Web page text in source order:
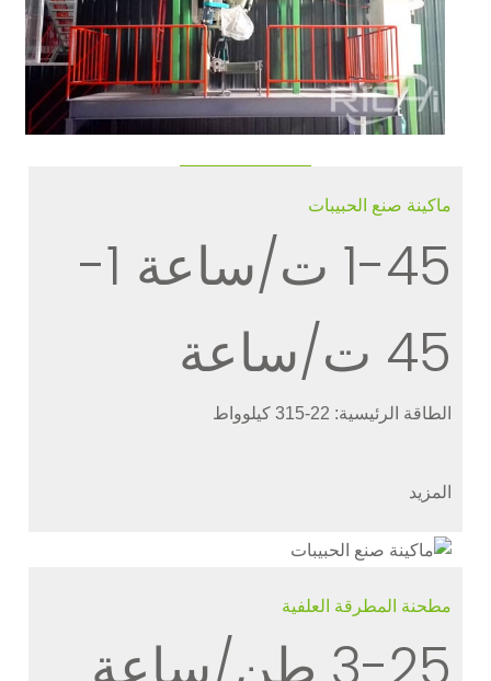
ماكينة صنع الحبيبات
1-45 ت/ساعة 1-
45 ت/ساعة
الطاقة الرئيسية: 22-315 كيلوواط
المزيد
مطحنة المطرقة العلفية